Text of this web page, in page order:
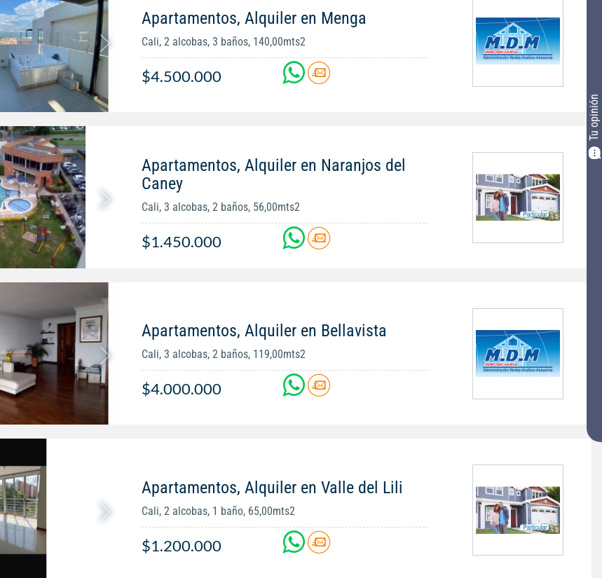
Tu opinión
Apartamentos, Alquiler en Menga
Cali, 2 alcobas, 3 baños, 140,00mts2
$4.500.000
Apartamentos, Alquiler en Naranjos del
Caney
Cali, 3 alcobas, 2 baños, 56,00mts2
$1.450.000
Apartamentos, Alquiler en Bellavista
Cali, 3 alcobas, 2 baños, 119,00mts2
$4.000.000
Apartamentos, Alquiler en Valle del Lili
Cali, 2 alcobas, 1 baño, 65,00mts2
$1.200.000